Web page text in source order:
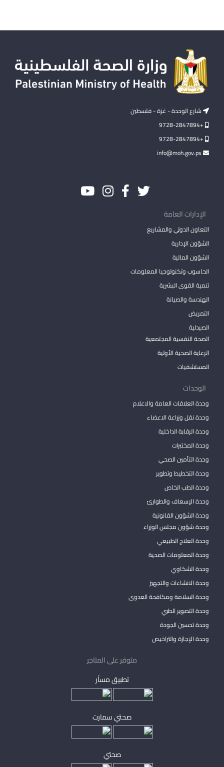
شارع الوحدة - غزة - فلسطين
+9728-2847894
+9728-2847894
الإدارات العامة
التعاون الدولي والمشاريع
الشؤون الإدارية
الشؤون المالية
الحاسوب وتكنولوجيا المعلومات
تنمية القوى البشرية
الهندسة والصيانة
التمريض
الصيدلية
الصحة النفسية المجتمعية
الرعاية الصحية الأولية
المستشفيات
الوحدات
وحدة العلاقات العامة والاعلام
وحدة نقل وزراعة الاعضاء
وحدة الرقابة الداخلية
وحدة المختبرات
وحدة التأمين الصحي
وحدة التخطيط وتطوير
وحدة الطب الخاص
وحدة الإسعاف والطوارئ
وحدة الشؤون القانونية
وحدة شؤون مجلس الوزراء
وحدة العلاج الطبيعي
وحدة المعلومات الصحية
وحدة الشكاوي
وحدة الانشاءات والتجهيز
وحدة السلامة ومكافحة العدوى
وحدة التصوير الطبي
وحدة تحسين الجودة
وحدة الإجازة والتراخيص
متوفر على المتاجر
تطبيق مساْر
صحتي سمارت
صحتي